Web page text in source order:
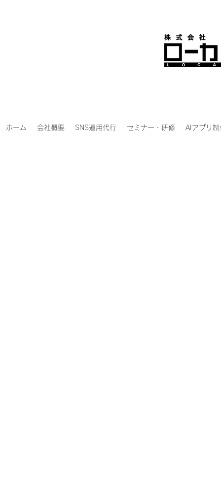
ホーム 会社概要 SNS運用代行 セミナー・研修 AIアプリ制